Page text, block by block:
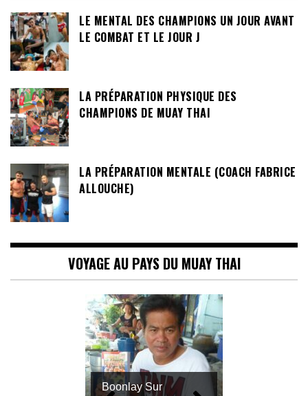
LE MENTAL DES CHAMPIONS UN JOUR AVANT
LE COMBAT ET LE JOUR J
LA PRÉPARATION PHYSIQUE DES
CHAMPIONS DE MUAY THAI
LA PRÉPARATION MENTALE (COACH FABRICE
ALLOUCHE)
VOYAGE AU PAYS DU MUAY THAI
Boonlay Sur